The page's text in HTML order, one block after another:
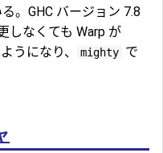
。GHC バージョン 7.8
しなくても Warp が
うになり、 mighty で